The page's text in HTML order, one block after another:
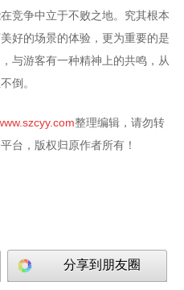
竞争中立于不败之地。究其根本
好的场景的体验，更为重要的是
与游客有一种精神上的共鸣，从
倒。
整理编辑，请勿转
台，版权归原作者所有！
分享到朋友圈